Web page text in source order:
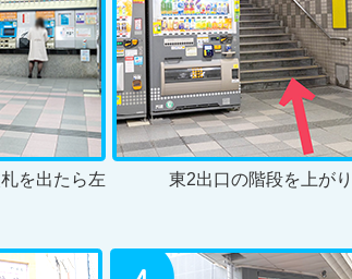
を出たら左
東2出口の階段を上が